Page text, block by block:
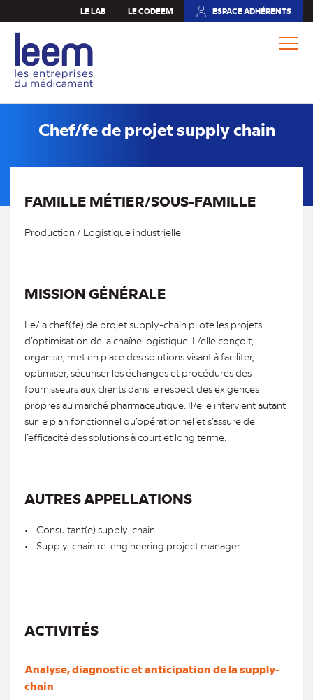
au
contenu
principal
LE LAB LE CODEEM ESPACE ADHÉRENTS
(NOUVEL
Chef/fe de projet supply chain
FAMILLE MÉTIER/SOUS-FAMILLE
Production / Logistique industrielle
MISSION GÉNÉRALE
Le/la chef(fe) de projet supply-chain pilote les projets
d’optimisation de la chaîne logistique. Il/elle conçoit,
organise, met en place des solutions visant à faciliter,
optimiser, sécuriser les échanges et procédures des
fournisseurs aux clients dans le respect des exigences
propres au marché pharmaceutique. Il/elle intervient autant
sur le plan fonctionnel qu’opérationnel et s’assure de
l’efficacité des solutions à court et long terme.
AUTRES APPELLATIONS
• Consultant(e) supply-chain
• Supply-chain re-engineering project manager
ACTIVITÉS
Analyse, diagnostic et anticipation de la supply-
chain